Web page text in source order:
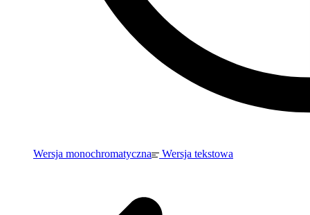
Wersja monochromatyczna Wersja tekstowa